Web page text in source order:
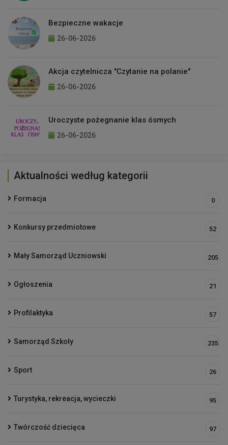
Bezpieczne wakacje
26-06-2026
Akcja czytelnicza "Czytanie na polanie"
26-06-2026
Uroczyste pożegnanie klas ósmych
26-06-2026
Aktualności według kategorii
Formacja 0
Konkursy przedmiotowe 52
Mały Samorząd Uczniowski 205
Ogłoszenia 21
Profilaktyka 57
Samorząd Szkoły 235
Sport 26
Turystyka, rekreacja, wycieczki 95
Twórczość dziecięca 97